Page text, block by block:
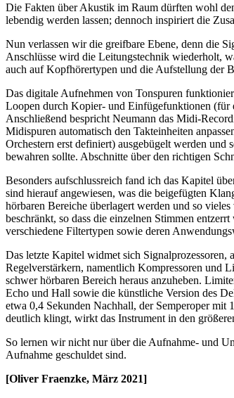
Die Fakten über Akustik im Raum dürften wohl
lebendig werden lassen; dennoch inspiriert die
Nun verlassen wir die greifbare Ebene, denn die
Anschlüsse wird die Leitungstechnik wiederholt,
auch auf Kopfhörertypen und die Aufstellung der
Das digitale Aufnehmen von Tonspuren
Loopen durch Kopier- und Einfügefunktionen (für
Anschließend bespricht Neumann das Midi-
Midispuren automatisch den Takteinheiten
Orchestern erst definiert) ausgebügelt werden und
bewahren sollte. Abschnitte über den richtigen
Besonders aufschlussreich fand ich das Kapitel
sind hierauf angewiesen, was die beigefügten
hörbaren Bereiche überlagert werden und so
beschränkt, so dass die einzelnen Stimmen
verschiedene Filtertypen sowie deren
Das letzte Kapitel widmet sich
Regelverstärkern, namentlich Kompressoren und
schwer hörbaren Bereich heraus anzuheben.
Echo und Hall sowie die künstliche Version des
etwa 0,4 Sekunden Nachhall, der Semperoper
deutlich klingt, wirkt das Instrument in den
So lernen wir nicht nur über die Aufnahme- und
Aufnahme geschuldet sind.
[Oliver Fraenzke, März 2021]